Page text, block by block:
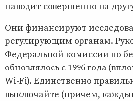
наводит совершенно на
Они финансируют
регулирующим органам.
Федеральной комиссии по
обновлялось с 1996 года
Wi-Fi). Единственно
выключайте (причем,